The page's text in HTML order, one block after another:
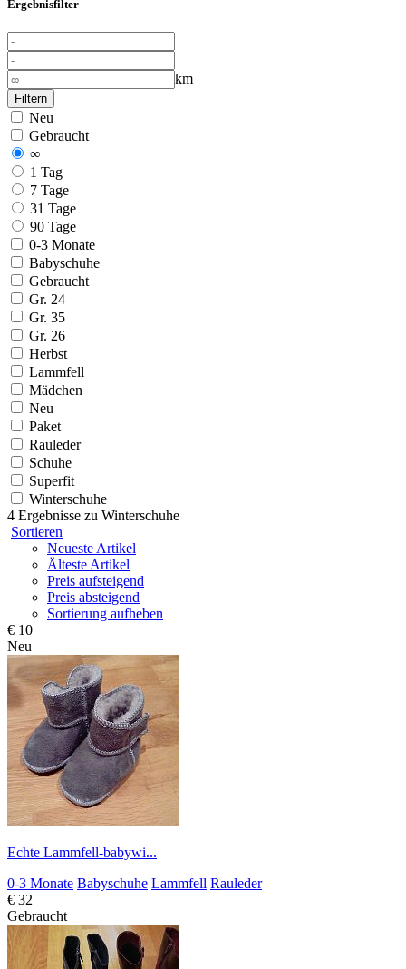
Ergebnisfilter
km
Filtern
Neu
Gebraucht
∞
1 Tag
7 Tage
31 Tage
90 Tage
0-3 Monate
Babyschuhe
Gebraucht
Gr. 24
Gr. 35
Gr. 26
Herbst
Lammfell
Mädchen
Neu
Paket
Rauleder
Schuhe
Superfit
Winterschuhe
4 Ergebnisse zu Winterschuhe
Sortieren
Neueste Artikel
Älteste Artikel
Preis aufsteigend
Preis absteigend
Sortierung aufheben
€ 10
Neu
Echte Lammfell-babywi...
0-3 Monate Babyschuhe Lammfell Rauleder
€ 32
Gebraucht